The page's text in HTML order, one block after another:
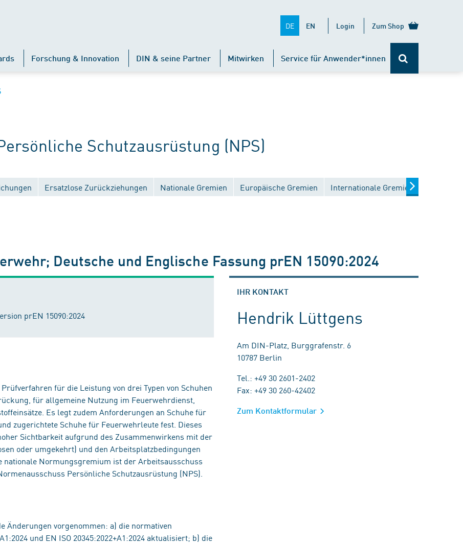
DE EN Login Zum Shop
Forschung & Innovation DIN & seine Partner Mitwirken Service für Anwender*innen
Schutzausrüstung (NPS)
Ersatzlose Zurückziehungen Nationale Gremien Europäische Gremien Internationale Gremien
Deutsche und Englische Fassung prEN 15090:2024
prEN 15090:2024
für die Leistung von drei Typen von Schuhen
für allgemeine Nutzung im Feuerwehrdienst,
Es legt zudem Anforderungen an Schuhe für
zugerichtete Schuhe für Feuerwehrleute fest. Dieses
Sichtbarkeit aufgrund des Zusammenwirkens mit der
oder umgekehrt) und den Arbeitsplatzbedingungen
nationale Normungsgremium ist der Arbeitsausschuss
Persönliche Schutzausrüstung (NPS).
Änderungen vorgenommen: a) die normativen
und EN ISO 20345:2022+A1:2024 aktualisiert; b) die
IHR KONTAKT
Hendrik Lüttgens
Am DIN-Platz, Burggrafenstr. 6
10787 Berlin
Tel.: +49 30 2601-2402
Fax: +49 30 260-42402
Zum Kontaktformular